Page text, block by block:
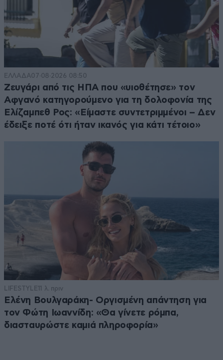
ΕΛΛΑΔΑ07·08·2026 08:50
Ζευγάρι από τις ΗΠΑ που «υιοθέτησε» τον
Αφγανό κατηγορούμενο για τη δολοφονία της
Ελίζαμπεθ Ρος: «Είμαστε συντετριμμένοι – Δεν
έδειξε ποτέ ότι ήταν ικανός για κάτι τέτοιο»
LIFESTYLE11 λ. πριν
Ελένη Βουλγαράκη- Οργισμένη απάντηση για
τον Φώτη Ιωαννίδη: «Θα γίνετε ρόμπα,
διασταυρώστε καμιά πληροφορία»